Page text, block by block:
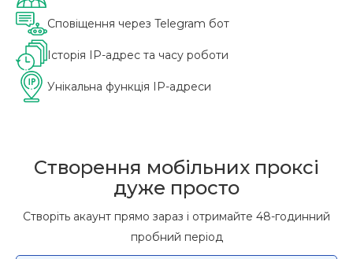
Сповіщення через Telegram бот
Історія IP-адрес та часу роботи
Унікальна функція IP-адреси
Створення мобільних проксі
дуже просто
Створіть акаунт прямо зараз і отримайте 48-годинний
пробний період